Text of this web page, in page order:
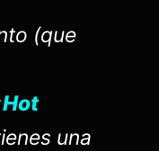
(que
una